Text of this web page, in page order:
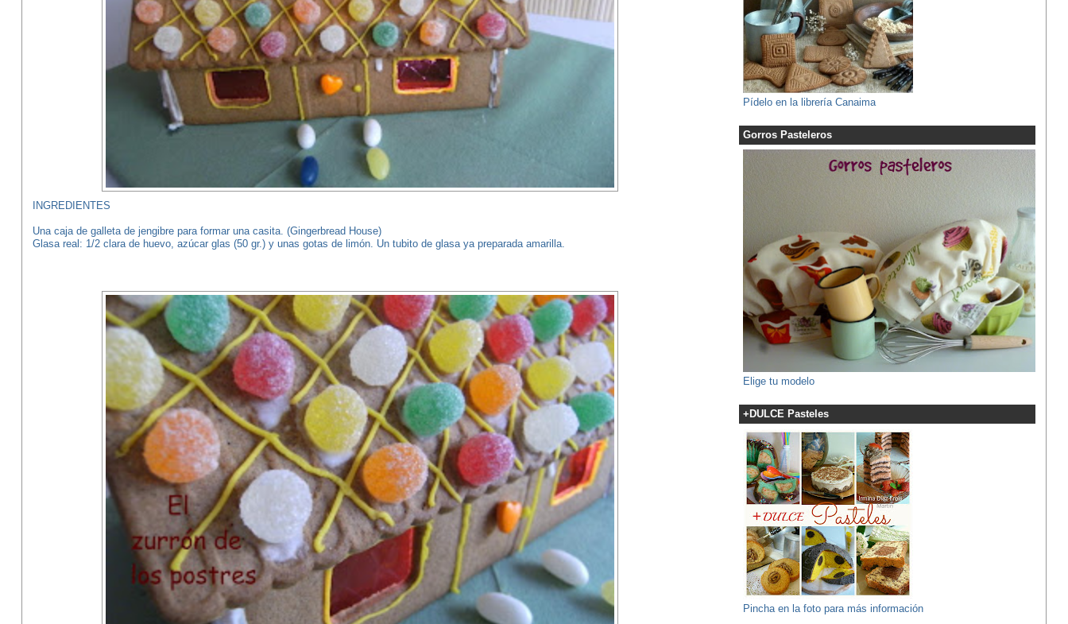
INGREDIENTES
Una caja de galleta de jengibre para formar una casita. (Gingerbread House)
Glasa real: 1/2 clara de huevo, azúcar glas (50 gr.) y unas gotas de limón. Un tubito de glasa ya preparada amarilla.
Pídelo en la librería Canaima
Gorros Pasteleros
Elige tu modelo
+DULCE Pasteles
Pincha en la foto para más información